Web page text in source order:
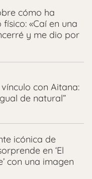
cómo ha
«Caí en una
y me dio por
con Aitana:
de natural”
icónica de
en ‘El
con una imagen